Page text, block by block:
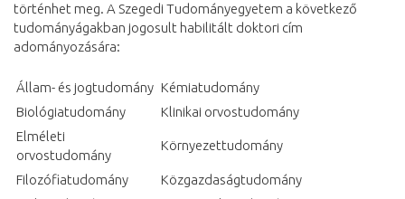
történhet meg. A Szegedi Tudományegyetem a következő
tudományágakban jogosult habilitált doktori cím
adományozására:
Állam- és jogtudomány Kémiatudomány
Biológiatudomány
Klinikai orvostudomány
Elméleti
orvostudomány
Környezettudomány
Filozófiatudomány
Közgazdaságtudomány